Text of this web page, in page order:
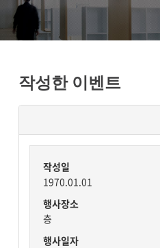
작성한 이벤트
작성일
1970.01.01
행사장소
층
행사일자